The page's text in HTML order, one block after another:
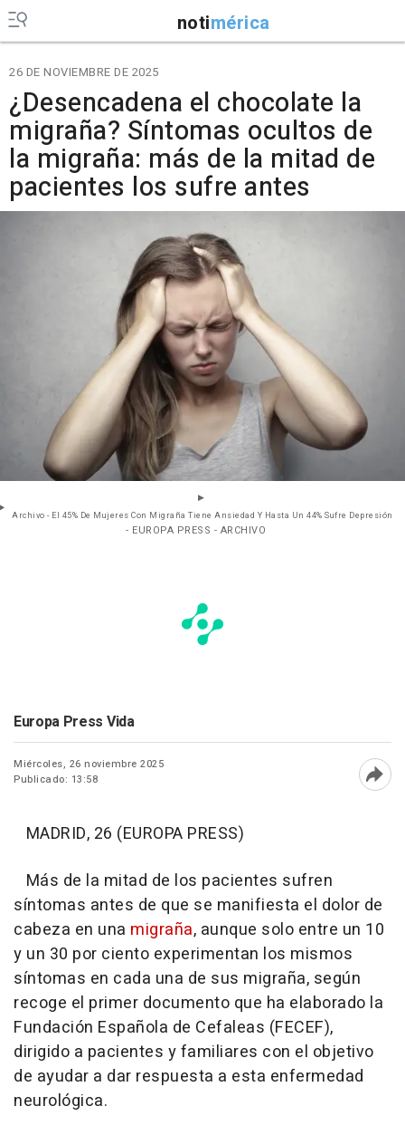
notimérica
26 DE NOVIEMBRE DE 2025
¿Desencadena el chocolate la
migraña? Síntomas ocultos de
la migraña: más de la mitad de
pacientes los sufre antes
Archivo - El 45% De Mujeres Con Migraña Tiene Ansiedad Y Hasta Un 44% Sufre Depresión
- EUROPA PRESS - ARCHIVO
Europa Press Vida
Miércoles, 26 noviembre 2025
Publicado: 13:58
MADRID, 26 (EUROPA PRESS)
Más de la mitad de los pacientes sufren
síntomas antes de que se manifiesta el dolor de
cabeza en una migraña, aunque solo entre un 10
y un 30 por ciento experimentan los mismos
síntomas en cada una de sus migraña, según
recoge el primer documento que ha elaborado la
Fundación Española de Cefaleas (FECEF),
dirigido a pacientes y familiares con el objetivo
de ayudar a dar respuesta a esta enfermedad
neurológica.